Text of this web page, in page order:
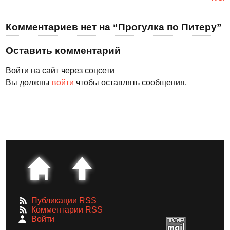
Комментариев нет на “Прогулка по Питеру”
Оставить комментарий
Войти на сайт через соцсети
Вы должны войти чтобы оставлять сообщения.
Публикации RSS
Комментарии RSS
Войти